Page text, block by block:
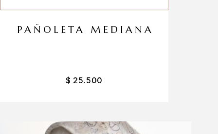
PAÑOLETA MEDIANA
$ 25.500